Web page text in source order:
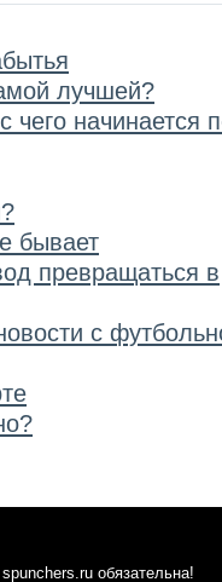
лучшей?
начинается
бывает
превращаться в
с
обязательна!